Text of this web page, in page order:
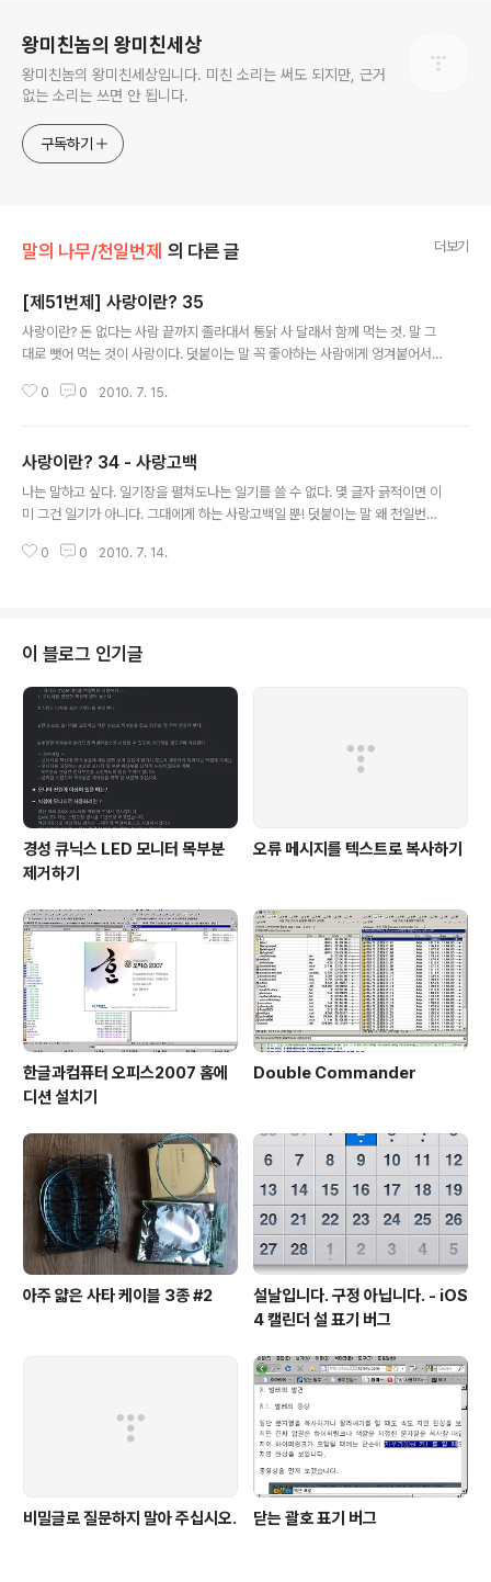
왕미친놈의 왕미친세상
왕미친놈의 왕미친세상입니다. 미친 소리는 써도 되지만, 근거
없는 소리는 쓰면 안 됩니다.
구독하기
말의 나무/천일번제 의 다른 글 더보기
[제51번제] 사랑이란? 35
사랑이란? 돈 없다는 사람 끝까지 졸라대서 통닭 사 달래서 함께 먹는 것. 말 그
대로 뺏어 먹는 것이 사랑이다. 덧붙이는 말 꼭 좋아하는 사람에게 엉겨붙어서
도 나면 그 사람이 제일 먼저 달려가죠. 그러면서 막상 사고 당한 사람보다 더 난
0 0 2010. 7. 15.
사랑이란? 34 - 사랑고백
나는 말하고 싶다. 일기장을 펼쳐도나는 일기를 쓸 수 없다. 몇 글자 긁적이면 이
미 그건 일기가 아니다. 그대에게 하는 사랑고백일 뿐! 덧붙이는 말 왜 천일번제
장하곤 했다는 생각이 든다.
0 0 2010. 7. 14.
이 블로그 인기글
경성 큐닉스 LED 모니터 목부분
제거하기
오류 메시지를 텍스트로 복사하기
한글과컴퓨터 오피스2007 홈에
디션 설치기
Double Commander
아주 얇은 사타 케이블 3종 #2
설날입니다. 구정 아닙니다. - iOS
4 캘린더 설 표기 버그
비밀글로 질문하지 말아 주십시오. 닫는 괄호 표기 버그